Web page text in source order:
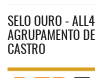
SELO OURO - ALL4
AGRUPAMENTO
CASTRO